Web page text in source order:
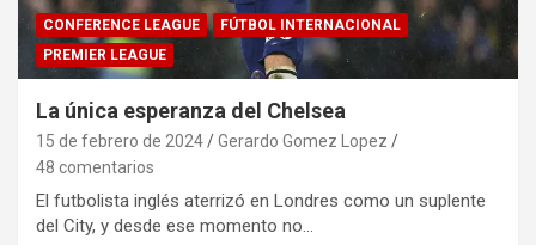
CONFERENCE LEAGUE
FÚTBOL INTERNACIONAL
PREMIER LEAGUE
La única esperanza del Chelsea
15 de febrero de 2024
Gerardo Gomez Lopez
48 comentarios
El futbolista inglés aterrizó en Londres como un suplente
del City, y desde ese momento no…